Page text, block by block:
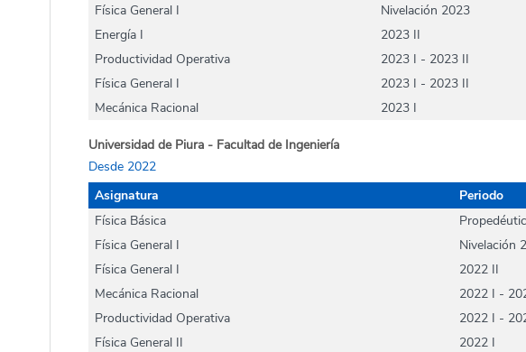
Física General I
Nivelación 2023
Energía I
2023 II
Productividad Operativa
2023 I - 2023 II
Física General I
2023 I - 2023 II
Mecánica Racional
2023 I
Universidad de Piura - Facultad de Ingeniería
Desde 2022
Asignatura
Periodo
Física Básica
Física General I
Nivelación
Física General I
2022 II
Mecánica Racional
2022 I -
Productividad Operativa
2022 I -
Física General II
2022 I